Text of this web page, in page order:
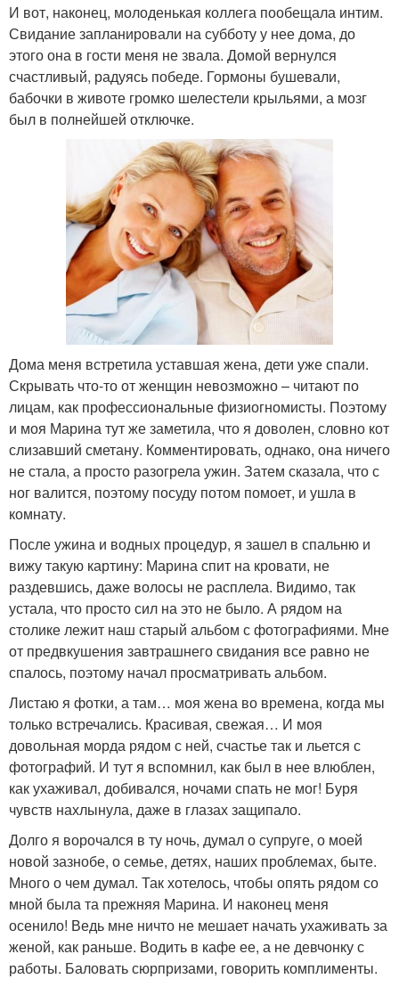
И вот, наконец, молоденькая коллега пообещала интим.
Свидание запланировали на субботу у нее дома, до
этого она в гости меня не звала. Домой вернулся
счастливый, радуясь победе. Гормоны бушевали,
бабочки в животе громко шелестели крыльями, а мозг
был в полнейшей отключке.
Дома меня встретила уставшая жена, дети уже спали.
Скрывать что-то от женщин невозможно – читают по
лицам, как профессиональные физиогномисты. Поэтому
и моя Марина тут же заметила, что я доволен, словно кот
слизавший сметану. Комментировать, однако, она ничего
не стала, а просто разогрела ужин. Затем сказала, что с
ног валится, поэтому посуду потом помоет, и ушла в
комнату.
После ужина и водных процедур, я зашел в спальню и
вижу такую картину: Марина спит на кровати, не
раздевшись, даже волосы не расплела. Видимо, так
устала, что просто сил на это не было. А рядом на
столике лежит наш старый альбом с фотографиями. Мне
от предвкушения завтрашнего свидания все равно не
спалось, поэтому начал просматривать альбом.
Листаю я фотки, а там… моя жена во времена, когда мы
только встречались. Красивая, свежая… И моя
довольная морда рядом с ней, счастье так и льется с
фотографий. И тут я вспомнил, как был в нее влюблен,
как ухаживал, добивался, ночами спать не мог! Буря
чувств нахлынула, даже в глазах защипало.
Долго я ворочался в ту ночь, думал о супруге, о моей
новой зазнобе, о семье, детях, наших проблемах, быте.
Много о чем думал. Так хотелось, чтобы опять рядом со
мной была та прежняя Марина. И наконец меня
осенило! Ведь мне ничто не мешает начать ухаживать за
женой, как раньше. Водить в кафе ее, а не девчонку с
работы. Баловать сюрпризами, говорить комплименты.